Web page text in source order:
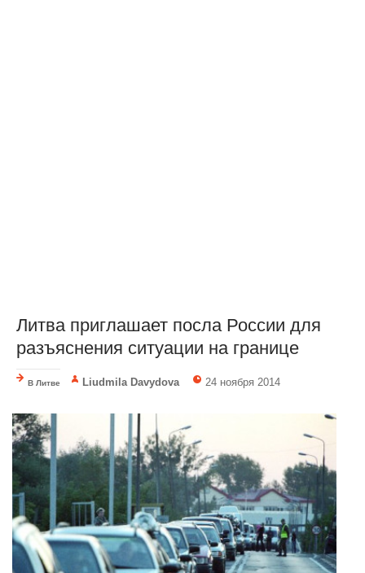
Литва приглашает посла России для
разъяснения ситуации на границе
В Литве Liudmila Davydova 24 ноября 2014